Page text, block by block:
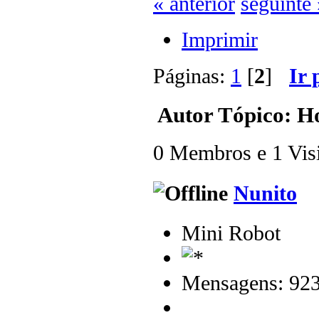
Imprimir
Páginas: 1 [2] Ir
AutorTópico:
0 Membros e 1
Nunito
Mini Robot
Mensagens: